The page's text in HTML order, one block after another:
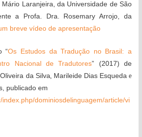
Laranjeira, da Universidade de São
a Profa. Dra. Rosemary Arrojo, da
breve vídeo de apresentação
“Os Estudos da Tradução no Brasil: a
Nacional de Tradutores” (2017) de
da Silva, Marileide Dias Esqueda e
publicado em
index.php/dominiosdelinguagem/article/vi